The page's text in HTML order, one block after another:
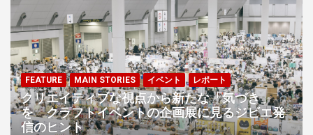
FEATURE MAIN STORIES イベント レポート
クリエイティブな視点から新たな「気づき」
を クラフトイベントの企画展に見るジビエ発
信のヒント